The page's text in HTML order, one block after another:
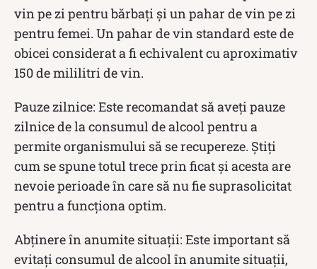
vin pe zi pentru bărbați și un pahar de vin pe zi
pentru femei. Un pahar de vin standard este de
obicei considerat a fi echivalent cu aproximativ
150 de mililitri de vin.
Pauze zilnice: Este recomandat să aveți pauze
zilnice de la consumul de alcool pentru a
permite organismului să se recupereze. Știți
cum se spune totul trece prin ficat și acesta are
nevoie perioade în care să nu fie suprasolicitat
pentru a funcționa optim.
Abținere în anumite situații: Este important să
evitați consumul de alcool în anumite situații,